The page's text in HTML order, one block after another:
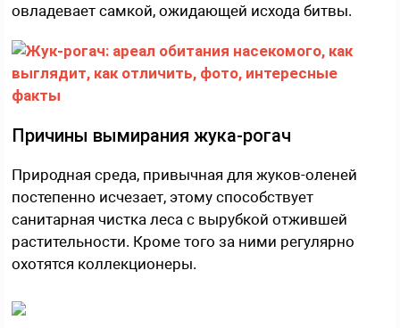
овладевает самкой, ожидающей исхода битвы.
Причины вымирания жука-рогач
Природная среда, привычная для жуков-оленей
постепенно исчезает, этому способствует
санитарная чистка леса с вырубкой отжившей
растительности. Кроме того за ними регулярно
охотятся коллекционеры.